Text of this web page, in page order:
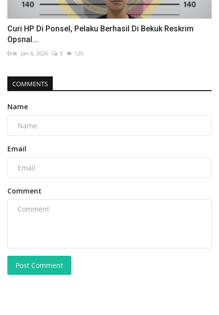
Curi HP Di Ponsel, Pelaku Berhasil Di Bekuk Reskrim
Opsnal...
Erik Jan 6, 2026 0 120
COMMENTS
Name
Email
Comment
Post Comment